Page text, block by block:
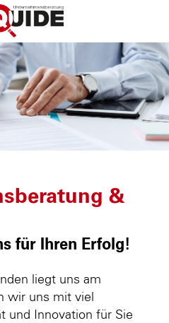
&
für Ihren Erfolg!
liegt uns am
wir uns mit viel
und Innovation für Sie